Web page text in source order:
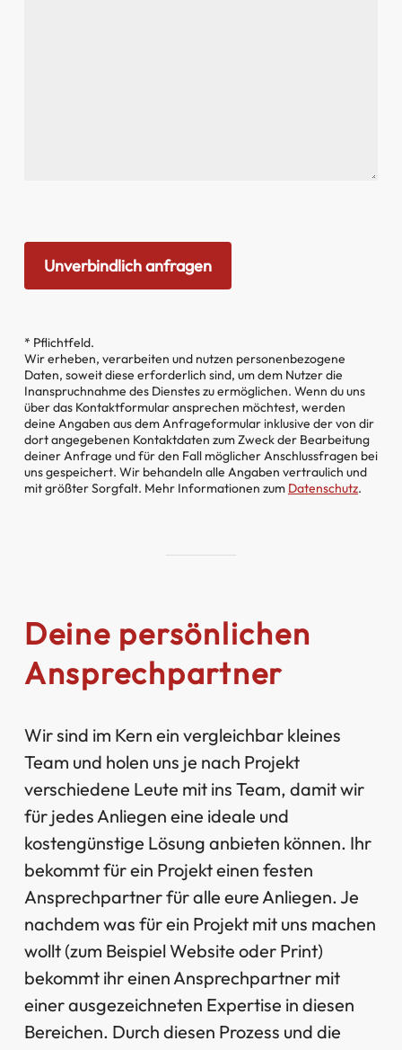
* Pflichtfeld.
Wir erheben, verarbeiten und nutzen personenbezogene
Daten, soweit diese erforderlich sind, um dem Nutzer die
Inanspruchnahme des Dienstes zu ermöglichen. Wenn du uns
über das Kontaktformular ansprechen möchtest, werden
deine Angaben aus dem Anfrageformular inklusive der von dir
dort angegebenen Kontaktdaten zum Zweck der Bearbeitung
deiner Anfrage und für den Fall möglicher Anschlussfragen bei
uns gespeichert. Wir behandeln alle Angaben vertraulich und
mit größter Sorgfalt. Mehr Informationen zum Datenschutz.
Deine persönlichen
Ansprechpartner
Wir sind im Kern ein vergleichbar kleines
Team und holen uns je nach Projekt
verschiedene Leute mit ins Team, damit wir
für jedes Anliegen eine ideale und
kostengünstige Lösung anbieten können. Ihr
bekommt für ein Projekt einen festen
Ansprechpartner für alle eure Anliegen. Je
nachdem was für ein Projekt mit uns machen
wollt (zum Beispiel Website oder Print)
bekommt ihr einen Ansprechpartner mit
einer ausgezeichneten Expertise in diesen
Bereichen. Durch diesen Prozess und die